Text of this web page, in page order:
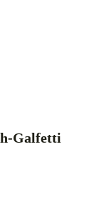
Galfetti